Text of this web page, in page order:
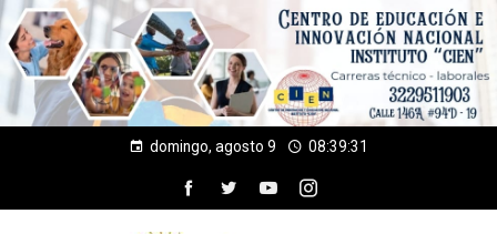
domingo, agosto 9 08:39:32